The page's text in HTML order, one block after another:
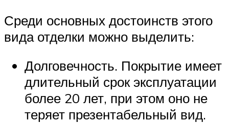
Среди основных достоинств этого
вида отделки можно выделить:
Долговечность. Покрытие имеет
длительный срок эксплуатации
более 20 лет, при этом оно не
теряет презентабельный вид.